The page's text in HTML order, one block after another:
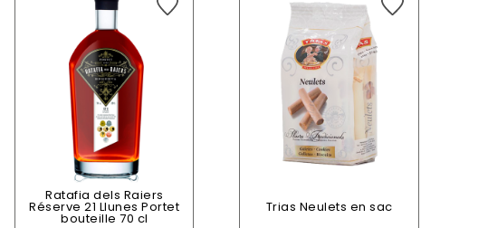
Ratafia dels Raiers
Réserve 21 Llunes Portet
bouteille 70 cl
Trias Neulets en sac